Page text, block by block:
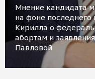
Мнение кандидата
на фоне
Кирилла о
абортам и
Павловой